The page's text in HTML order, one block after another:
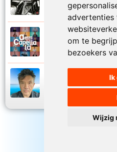
advertenties
om te
bezoekers
Ik
Wijzig
Zonder woorden
Bart Peeters en
Zwemmen in de zee
Zwemmen in de zee